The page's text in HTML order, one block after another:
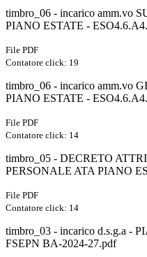
timbro_06 - incarico amm.vo
PIANO ESTATE -
File PDF
Contatore click: 19
timbro_06 - incarico amm.vo
PIANO ESTATE -
File PDF
Contatore click: 14
timbro_05 - DECRETO
PERSONALE ATA PIANO
File PDF
Contatore click: 14
timbro_03 - incarico d.s.g.a -
FSEPN BA-2024-27.pdf